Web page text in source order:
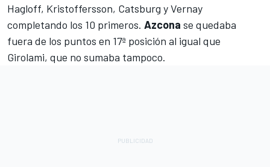
Hagloff, Kristoffersson, Catsburg y Vernay
completando los 10 primeros. Azcona se quedaba
fuera de los puntos en 17ª posición al igual que
Girolami, que no sumaba tampoco.